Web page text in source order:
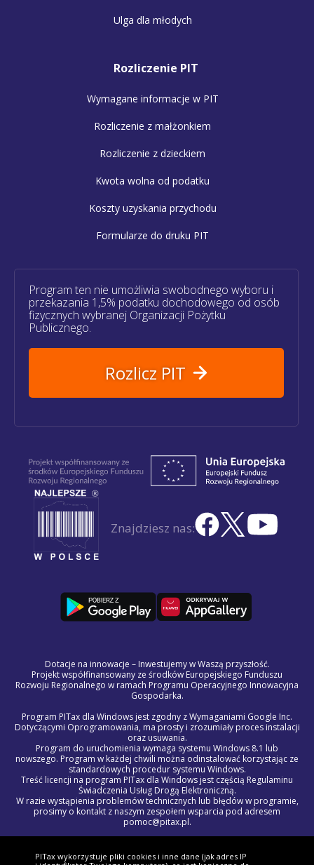
Ulga dla młodych
Rozliczenie PIT
Wymagane informacje w PIT
Rozliczenie z małżonkiem
Rozliczenie z dzieckiem
Kwota wolna od podatku
Koszty uzyskania przychodu
Formularze do druku PIT
Program ten nie umożliwia swobodnego wyboru i
przekazania 1,5% podatku dochodowego od osób
fizycznych wybranej Organizacji Pożytku
Publicznego.
Rozlicz PIT
Znajdziesz nas:
Dotacje na innowacje – Inwestujemy w Waszą przyszłość.
Projekt współfinansowany ze środków Europejskiego Funduszu
Rozwoju Regionalnego w ramach Programu Operacyjnego Innowacyjna
Gospodarka.
Program PITax dla Windows jest zgodny z Wymaganiami Google Inc.
Dotyczącymi Oprogramowania, ma prosty i zrozumiały proces instalacji
oraz usuwania.
Program do uruchomienia wymaga systemu Windows 8.1 lub
nowszego. Program w każdej chwili można odinstalować korzystając ze
standardowych procedur systemu Windows.
Treść licencji na program PITax dla Windows jest częścią Regulaminu
Świadczenia Usług Drogą Elektroniczną.
W razie wystąpienia problemów technicznych lub błędów w programie,
prosimy o kontakt z naszym zespołem wsparcia pod adresem
pomoc@pitax.pl.
Korzystając z niniejszego serwisu akceptujesz Regulamin Świadczenia
PITax wykorzystuje pliki cookies i inne dane (jak adres IP